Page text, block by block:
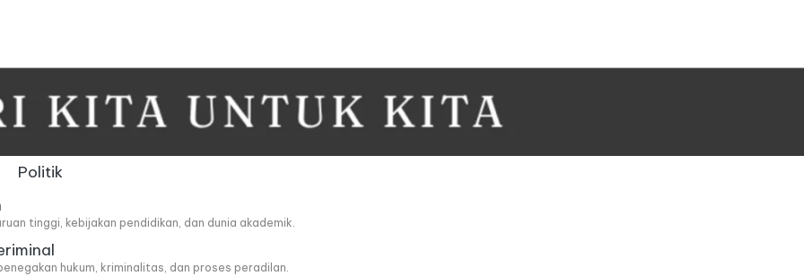
Politik
tinggi, kebijakan pendidikan, dan dunia akademik.
hukum, kriminalitas, dan proses peradilan.